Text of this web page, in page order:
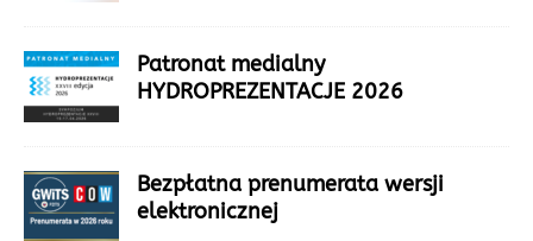
Patronat medialny
HYDROPREZENTACJE 2026
Bezpłatna prenumerata wersji
elektronicznej